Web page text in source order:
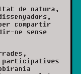
de natura,
compartir
ne sense
participatives